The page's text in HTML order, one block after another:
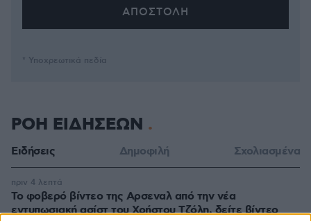
* Υποχρεωτικά πεδία
ΡΟΗ ΕΙΔΗΣΕΩΝ
Ειδήσεις Δημοφιλή Σχολιασμένα
Το φοβερό βίντεο της Αρσεναλ από την νέα
εντυπωσιακή ασίστ του Χρήστου Τζόλη, δείτε βίντεο
πριν 4 λεπτά